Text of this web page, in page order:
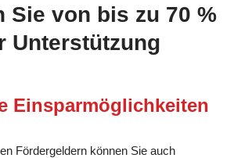
Sie von bis zu 70 %
Unterstützung
Einsparmöglichkeiten
Fördergeldern können Sie auch